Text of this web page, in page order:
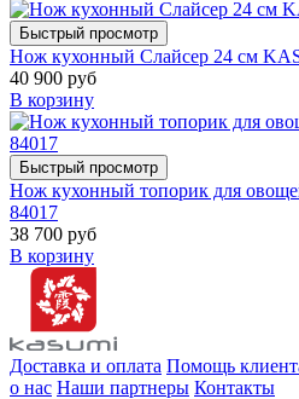
Быстрый просмотр
Нож кухонный Слайсер 24 см
40 900 руб
В корзину
Быстрый просмотр
Нож кухонный топорик для
84017
38 700 руб
В корзину
Доставка и оплата Помощь
о нас Наши партнеры Контакты